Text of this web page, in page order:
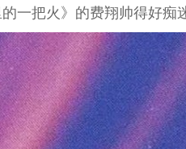
一把火》的费翔帅得好痴